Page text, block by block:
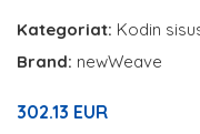
Kategoriat: Kodin
Brand: newWeave
302.13 EUR